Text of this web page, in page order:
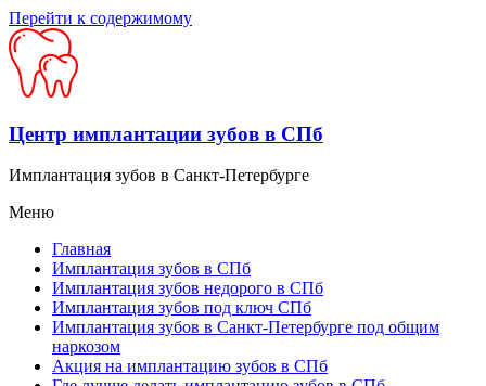
Перейти к содержимому
Центр имплантации зубов в СПб
Имплантация зубов в Санкт-Петербурге
Меню
Главная
Имплантация зубов в СПб
Имплантация зубов недорого в СПб
Имплантация зубов под ключ СПб
Имплантация зубов в Санкт-Петербурге под общим
наркозом
Акция на имплантацию зубов в СПб